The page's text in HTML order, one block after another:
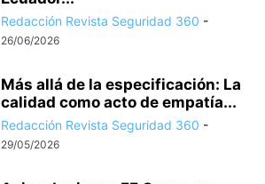
Redacción Revista Seguridad 360 -
26/06/2026
Más allá de la especificación: La
calidad como acto de empatía...
Redacción Revista Seguridad 360 -
29/05/2026